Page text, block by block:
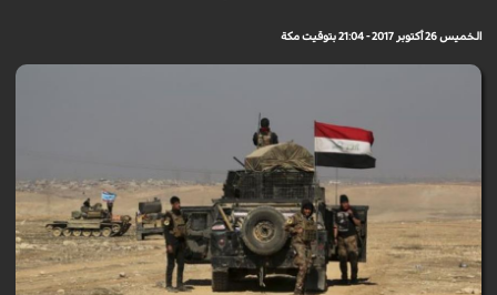
الخميس 26 أكتوبر 2017 - 21:04 بتوقيت مكة